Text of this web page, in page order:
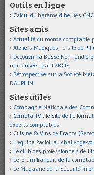
Outils en ligne
Calcul du barème d'heures
Sites amis
Actualité du monde comptable
Ateliers Magiques, le site de
Découvrir la Basse-Normandie
numérisées par l'ARCIS
Rétrospective sur la Société
DAUPHIN
Sites utiles
Compagnie Nationale des
Compta-TV : le site de l'e-
experts-comptables
Cuisine & Vins de France
L'équipe Pacioli au challenge-
Le club des professionnels de
Le forum français de la
Le Magazine de la Sécurité